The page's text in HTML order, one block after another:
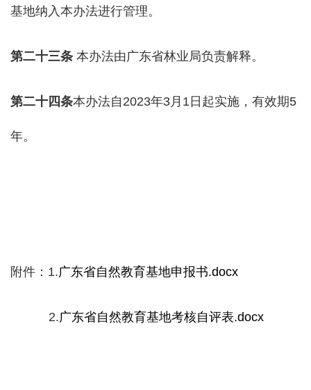
基地纳入本办法进行管理。
第二十三条 本办法由广东省林业局负责解释。
第二十 四条本办法自2023年3月1日起实施，有效期5
年。
附件：1.广东省自然教育基地申报书.docx
2.广东省自然教育基地考核自评表.docx